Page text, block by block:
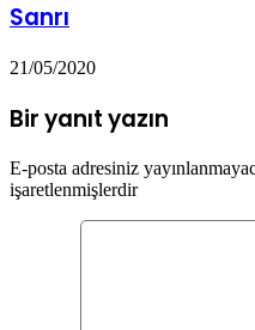
Sanrı
21/05/2020
Bir yanıt yazın
E-posta adresiniz
işaretlenmişlerdir